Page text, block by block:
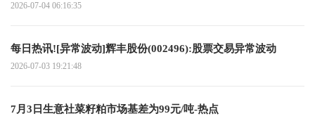
2026-07-04 06:16:35
每日热讯![异常波动]辉丰股份(002496):股票交易异常波动
2026-07-03 19:21:48
7月3日生意社菜籽粕市场基差为99元/吨-热点